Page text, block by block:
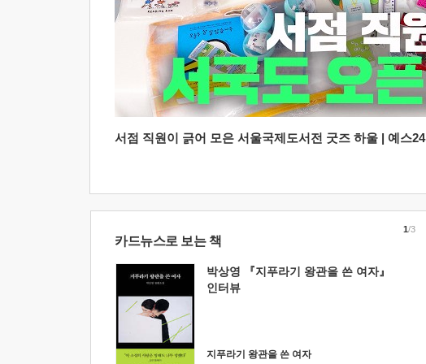
서점 직원이 긁어 모은 서울국제도서전 굿즈 하울 | 예스24
카드뉴스로 보는 책
박상영 『지푸라기 왕관을 쓴 여자』
인터뷰
지푸라기 왕관을 쓴 여자
1/3